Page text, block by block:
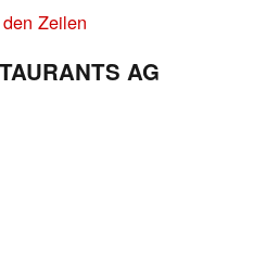
Zeilen
AG